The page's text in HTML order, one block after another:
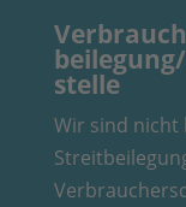
stelle
Wir sind nicht